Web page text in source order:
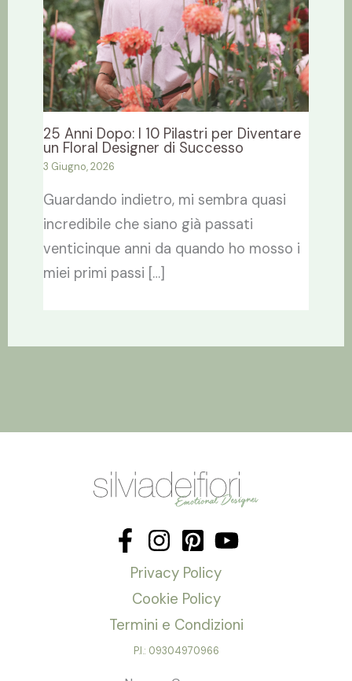
25 Anni Dopo: I 10 Pilastri per Diventare
un Floral Designer di Successo
3 Giugno, 2026
Guardando indietro, mi sembra quasi
incredibile che siano già passati
venticinque anni da quando ho mosso i
miei primi passi […]
Privacy Policy
Cookie Policy
Termini e Condizioni
P.I.: 09304970966